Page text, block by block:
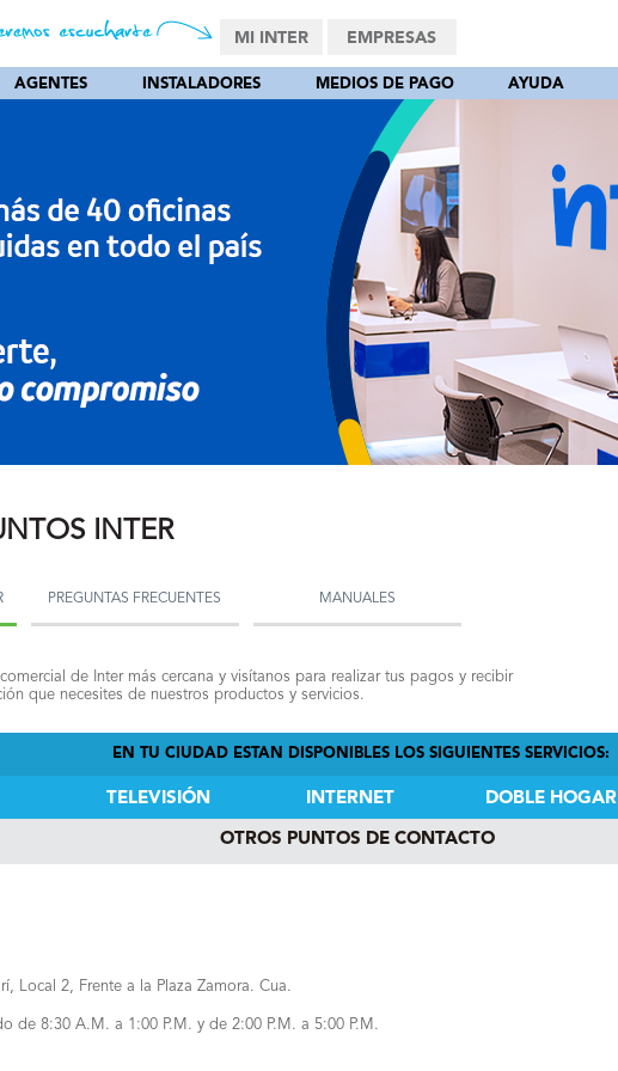
MI INTER EMPRESAS
AGENTES INSTALADORES MEDIOS DE PAGO AYUDA
INTER
PREGUNTAS FRECUENTES MANUALES
de Inter más cercana y visítanos para realizar tus pagos y recibir
que necesites de nuestros productos y servicios.
EN TU CIUDAD ESTAN DISPONIBLES LOS SIGUIENTES SERVICIOS:
TELEVISIÓN INTERNET DOBLE HOGAR
OTROS PUNTOS DE CONTACTO
Local 2, Frente a la Plaza Zamora. Cua.
de 8:30 A.M. a 1:00 P.M. y de 2:00 P.M. a 5:00 P.M.